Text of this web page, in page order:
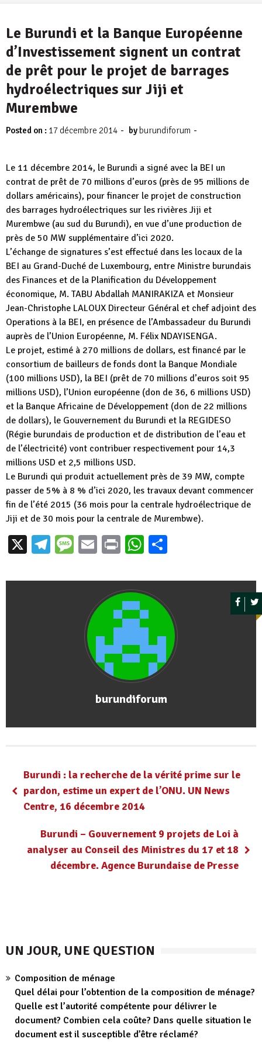
4 août 2026
Le Burundi et la Banque Européenne
d’Investissement signent un contrat
de prêt pour le projet de barrages
hydroélectriques sur Jiji et
Murembwe
Posted on : 17 décembre 2014 - by burundiforum -
Le 11 décembre 2014, le Burundi a signé avec la BEI un
contrat de prêt de 70 millions d’euros (près de 95 millions de
dollars américains), pour financer le projet de construction
des barrages hydroélectriques sur les rivières Jiji et
Murembwe (au sud du Burundi), en vue d’une production de
près de 50 MW supplémentaire d’ici 2020.
L’échange de signatures s’est effectué dans les locaux de la
BEI au Grand-Duché de Luxembourg, entre Ministre burundais
des Finances et de la Planification du Développement
économique, M. TABU Abdallah MANIRAKIZA et Monsieur
Jean-Christophe LALOUX Directeur Général et chef adjoint des
Operations à la BEI, en présence de l’Ambassadeur du Burundi
auprès de l’Union Européenne, M. Félix NDAYISENGA.
Le projet, estimé à 270 millions de dollars, est financé par le
consortium de bailleurs de fonds dont la Banque Mondiale
(100 millions USD), la BEI (prêt de 70 millions d’euros soit 95
millions USD), l’Union européenne (don de 36, 6 millions USD)
et la Banque Africaine de Développement (don de 22 millions
de dollars), le Gouvernement du Burundi et la REGIDESO
(Régie burundais de production et de distribution de l’eau et
de l’électricité) vont contribuer respectivement pour 14,3
millions USD et 2,5 millions USD.
Le Burundi qui produit actuellement près de 39 MW, compte
passer de 5% à 8 % d’ici 2020, les travaux devant commencer
fin de l’été 2015 (36 mois pour la centrale hydroélectrique de
Jiji et de 30 mois pour la centrale de Murembwe).
X Telegram
Message
EmailPrintWhatsApp
burundiforum
Burundi : la recherche de la vérité prime sur le
pardon, estime un expert de l’ONU. UN News
Centre, 16 décembre 2014
Burundi – Gouvernement 9 projets de Loi à
analyser au Conseil des Ministres du 17 et 18
décembre. Agence Burundaise de Presse
UN JOUR, UNE QUESTION
Composition de ménage
Quel délai pour l’obtention de la composition de ménage?
Quelle est l’autorité compétente pour délivrer le
document? Combien cela coûte? Dans quelle situation le
document est il susceptible d’être réclamé?